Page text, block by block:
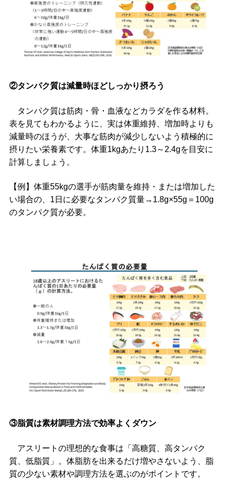
②タンパク質は減量時ほどしっかり摂ろう
タンパク質は筋肉・骨・血液などカラダを作る材料。
表を見てもわかるように、実は体重維持、増加時よりも
減量時のほうが、大事な筋肉が減少しないよう積極的に
摂りたい栄養素です。体重1kgあたり1.3～2.4gを目安に
計算しましょう。
【例】体重55kgの選手が筋肉量を維持・または増加した
い場合の、1日に必要なタンパク質量→1.8g×55g＝100g
のタンパク質が必要。
③脂質は素材調理方法で効率よくダウン
アスリートの理想的な食事は「高糖質、高タンパク
質、低脂質」。体脂肪を出来るだけ増やさないよう、脂
質の少ない素材や調理方法を選ぶのがポイントです。